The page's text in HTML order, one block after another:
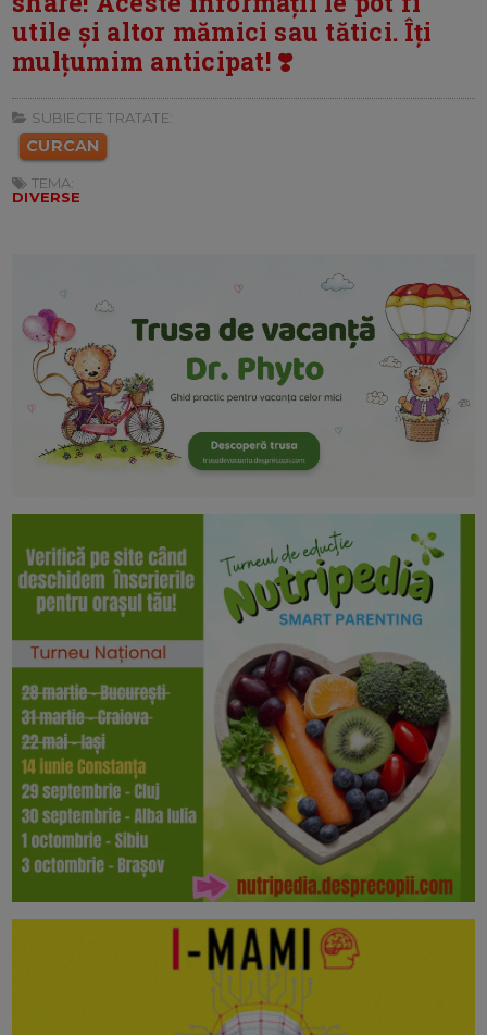
utile și altor mămici sau tătici. Îți
mulțumim anticipat! ❣️
SUBIECTE TRATATE:
CURCAN
TEMA:
DIVERSE